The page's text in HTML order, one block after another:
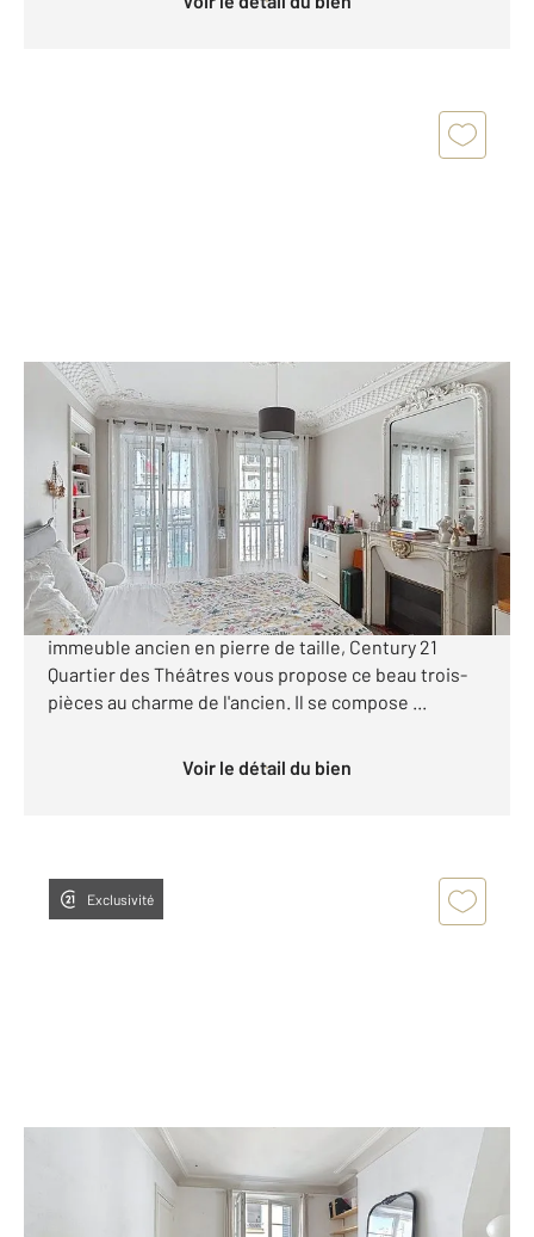
PARIS 75009
72,47 m2 , 3 pièces
Ref : 2694
Appartement T3 à vendre
675 000 €
RUE DE BRUXELLES - CALME - 2 CHAMBRES -
CHARME. Dans une rue piétonne, au 1er étage d'un
immeuble ancien en pierre de taille, Century 21
Quartier des Théâtres vous propose ce beau trois-
pièces au charme de l'ancien. Il se compose ...
Voir le détail du bien
Exclusivité
PARIS 75020
, 2 pièces